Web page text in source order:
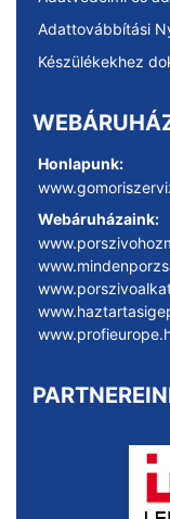
Adattovábbítási
Készülékekhez
Honlapunk:
Webáruházaink: